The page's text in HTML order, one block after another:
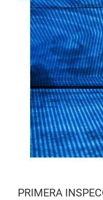
PRIMERA